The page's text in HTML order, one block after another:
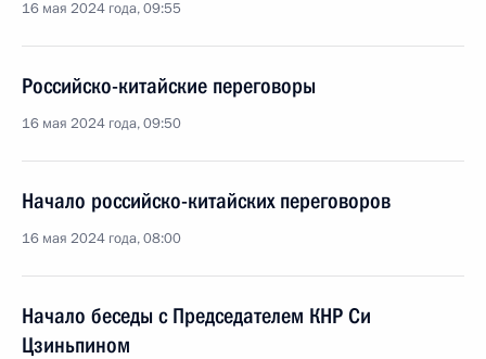
16 мая 2024 года, 09:55
Российско-китайские переговоры
16 мая 2024 года, 09:50
Начало российско-китайских переговоров
16 мая 2024 года, 08:00
Начало беседы с Председателем КНР Си
Цзиньпином